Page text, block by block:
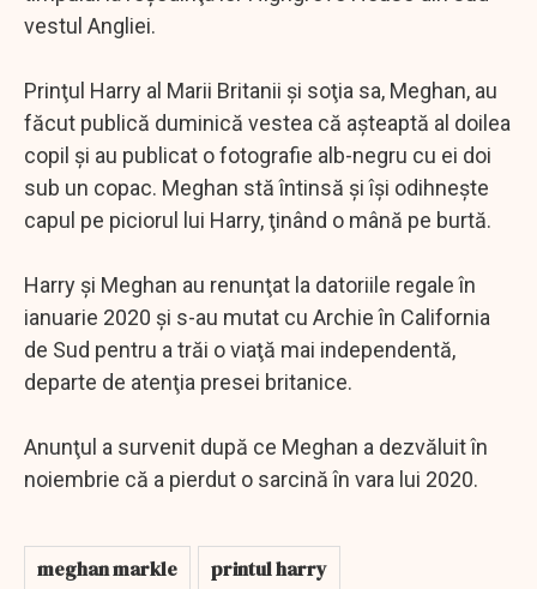
vestul Angliei.
Prinţul Harry al Marii Britanii şi soţia sa, Meghan, au
făcut publică duminică vestea că aşteaptă al doilea
copil şi au publicat o fotografie alb-negru cu ei doi
sub un copac. Meghan stă întinsă şi îşi odihneşte
capul pe piciorul lui Harry, ţinând o mână pe burtă.
Harry şi Meghan au renunţat la datoriile regale în
ianuarie 2020 şi s-au mutat cu Archie în California
de Sud pentru a trăi o viaţă mai independentă,
departe de atenţia presei britanice.
Anunţul a survenit după ce Meghan a dezvăluit în
noiembrie că a pierdut o sarcină în vara lui 2020.
meghan markle
printul harry